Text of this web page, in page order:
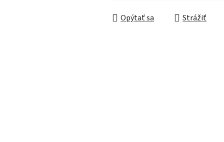
Opýtať sa
Strážiť